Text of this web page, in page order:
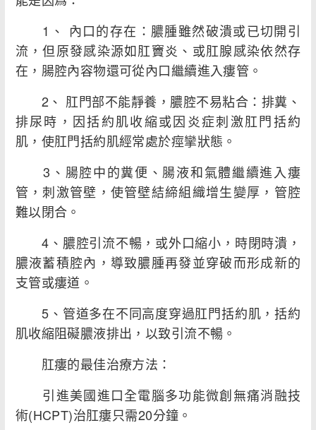
1、 內口的存在：膿腫雖然破潰或已切開引
流，但原發感染源如肛竇炎、或肛腺感染依然存
在，腸腔內容物還可從內口繼續進入瘻管。
2、 肛門部不能靜養，膿腔不易粘合：排糞、
排尿時，因括約肌收縮或因炎症刺激肛門括約
肌，使肛門括約肌經常處於痙攣狀態。
3、腸腔中的糞便、腸液和氣體繼續進入瘻
管，刺激管壁，使管壁結締組織增生變厚，管腔
難以閉合。
4、膿腔引流不暢，或外口縮小，時閉時潰，
膿液蓄積腔內，導致膿腫再發並穿破而形成新的
支管或瘻道。
5、管道多在不同高度穿過肛門括約肌，括約
肌收縮阻礙膿液排出，以致引流不暢。
肛瘻的最佳治療方法：
引進美國進口全電腦多功能微創無痛消融技
術(HCPT)治肛瘻只需20分鐘。